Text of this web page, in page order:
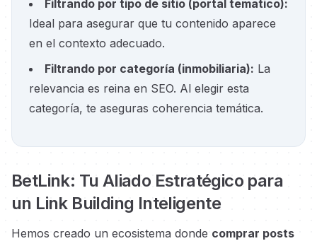
Filtrando por tipo de sitio (portal tematico):
Ideal para asegurar que tu contenido aparece
en el contexto adecuado.
Filtrando por categoría (inmobiliaria): La
relevancia es reina en SEO. Al elegir esta
categoría, te aseguras coherencia temática.
BetLink: Tu Aliado Estratégico para
un Link Building Inteligente
Hemos creado un ecosistema donde comprar posts